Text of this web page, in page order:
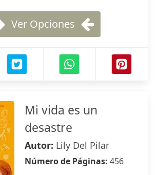
Ver Opciones
Mi vida es un
desastre
Autor: Lily Del Pilar
Número de Páginas: 456